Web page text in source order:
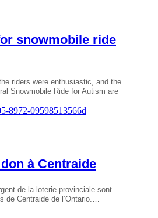
snowmobile ride
riders were enthusiastic, and the
Snowmobile Ride for Autism are
à Centraide
de la loterie provinciale sont
de Centraide de l’Ontario.…